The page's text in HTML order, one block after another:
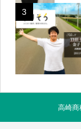
3
高崎商